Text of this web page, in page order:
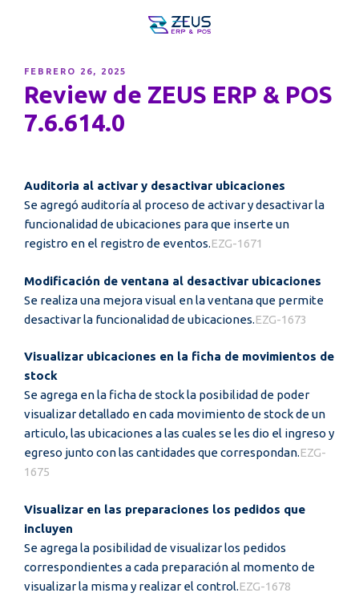
PUBLICADO
EL
FEBRERO 26, 2025
Review de ZEUS ERP & POS
7.6.614.0
Auditoria al activar y desactivar ubicaciones
Se agregó auditoría al proceso de activar y desactivar la
funcionalidad de ubicaciones para que inserte un
registro en el registro de eventos.EZG-1671
Modificación de ventana al desactivar ubicaciones
Se realiza una mejora visual en la ventana que permite
desactivar la funcionalidad de ubicaciones.EZG-1673
Visualizar ubicaciones en la ficha de movimientos de
stock
Se agrega en la ficha de stock la posibilidad de poder
visualizar detallado en cada movimiento de stock de un
articulo, las ubicaciones a las cuales se les dio el ingreso y
egreso junto con las cantidades que correspondan.EZG-
1675
Visualizar en las preparaciones los pedidos que
incluyen
Se agrega la posibilidad de visualizar los pedidos
correspondientes a cada preparación al momento de
visualizar la misma y realizar el control.EZG-1678